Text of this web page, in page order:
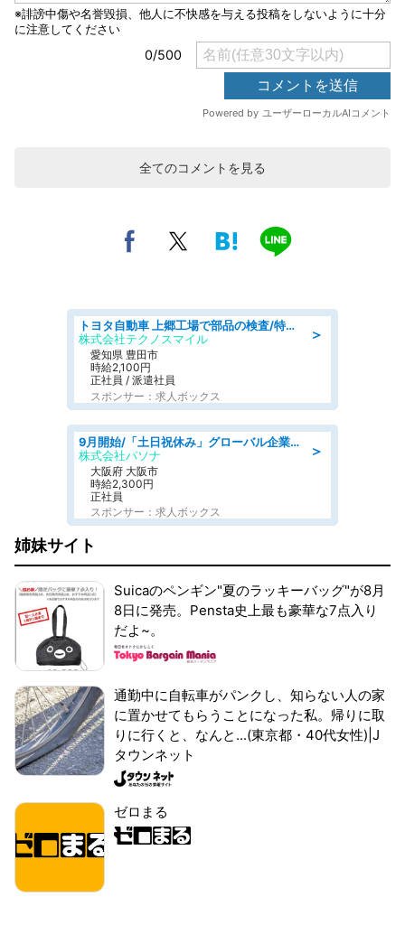
全てのコメントを見る
＞
トヨタ自動車 上郷工場で部品の検査/特典168万/tutumi
株式会社テクノスマイル
愛知県 豊田市
時給2,100円
正社員 / 派遣社員
スポンサー：求人ボックス
＞
9月開始/「土日祝休み」グローバル企業での産業保健のお仕事/保健師/高時給/残業なし/服装自由
株式会社パソナ
大阪府 大阪市
時給2,300円
正社員
スポンサー：求人ボックス
姉妹サイト
Suicaのペンギン"夏のラッキーバッグ"が8月
8日に発売。Pensta史上最も豪華な7点入り
だよ~。
通勤中に自転車がパンクし、知らない人の家
に置かせてもらうことになった私。帰りに取
りに行くと、なんと...(東京都・40代女性)|J
タウンネット
ゼロまる